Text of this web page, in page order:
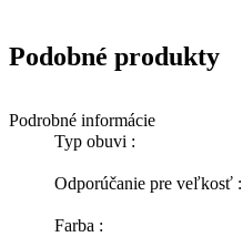
Podrobné informácie
Typ obuvi :
Odporúčanie pre veľkosť :
Farba :
Podobné produkty